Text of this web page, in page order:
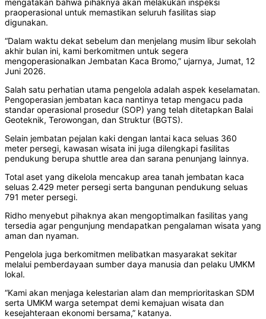
mengatakan bahwa pihaknya akan melakukan inspeksi
praoperasional untuk memastikan seluruh fasilitas siap
digunakan.
“Dalam waktu dekat sebelum dan menjelang musim libur sekolah
akhir bulan ini, kami berkomitmen untuk segera
mengoperasionalkan Jembatan Kaca Bromo,” ujarnya, Jumat, 12
Juni 2026.
Salah satu perhatian utama pengelola adalah aspek keselamatan.
Pengoperasian jembatan kaca nantinya tetap mengacu pada
standar operasional prosedur (SOP) yang telah ditetapkan Balai
Geoteknik, Terowongan, dan Struktur (BGTS).
Selain jembatan pejalan kaki dengan lantai kaca seluas 360
meter persegi, kawasan wisata ini juga dilengkapi fasilitas
pendukung berupa shuttle area dan sarana penunjang lainnya.
Total aset yang dikelola mencakup area tanah jembatan kaca
seluas 2.429 meter persegi serta bangunan pendukung seluas
791 meter persegi.
Ridho menyebut pihaknya akan mengoptimalkan fasilitas yang
tersedia agar pengunjung mendapatkan pengalaman wisata yang
aman dan nyaman.
Pengelola juga berkomitmen melibatkan masyarakat sekitar
melalui pemberdayaan sumber daya manusia dan pelaku UMKM
lokal.
“Kami akan menjaga kelestarian alam dan memprioritaskan SDM
serta UMKM warga setempat demi kemajuan wisata dan
kesejahteraan ekonomi bersama,” katanya.